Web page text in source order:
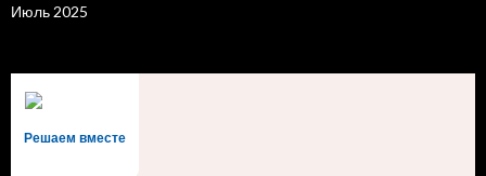
Июль 2025
Решаем вместе